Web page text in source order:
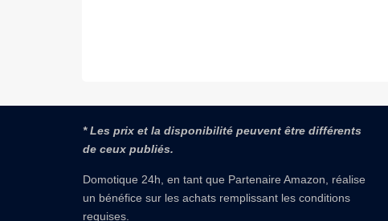
* Les prix et la disponibilité peuvent être différents
de ceux publiés.
Domotique 24h, en tant que Partenaire Amazon, réalise
un bénéfice sur les achats remplissant les conditions
requises.